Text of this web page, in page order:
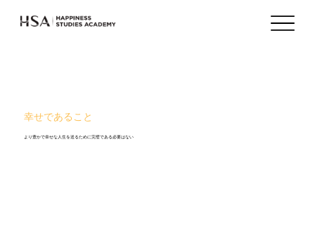
幸せであること
より豊かで幸せな人生を送るために完璧である必要はない